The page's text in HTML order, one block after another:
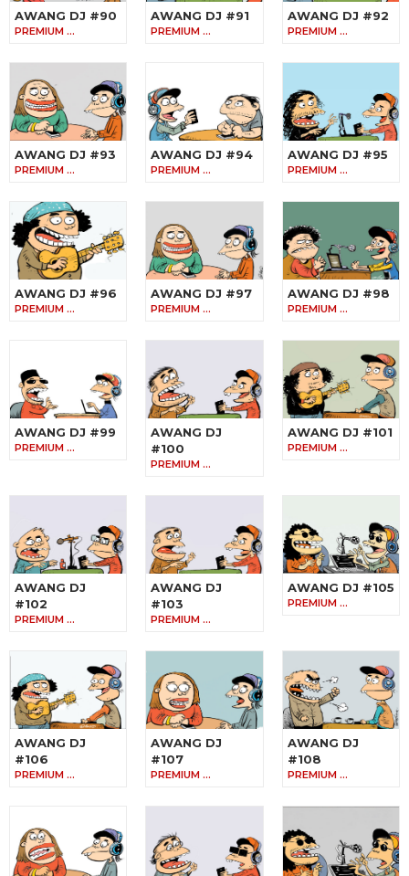
AWANG DJ #90
PREMIUM …
AWANG DJ #91
PREMIUM …
AWANG DJ #92
PREMIUM …
AWANG DJ #93
PREMIUM …
AWANG DJ #94
PREMIUM …
AWANG DJ #95
PREMIUM …
AWANG DJ #96
PREMIUM …
AWANG DJ #97
PREMIUM …
AWANG DJ #98
PREMIUM …
AWANG DJ #99
PREMIUM …
AWANG DJ
#100
PREMIUM …
AWANG DJ #101
PREMIUM …
AWANG DJ
#102
PREMIUM …
AWANG DJ
#103
PREMIUM …
AWANG DJ #105
PREMIUM …
AWANG DJ
#106
PREMIUM …
AWANG DJ
#107
PREMIUM …
AWANG DJ
#108
PREMIUM …